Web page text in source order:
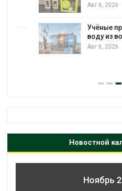
Авг 6, 2026
Учёные
воду из
Авг 6, 2026
Новостной
Ноябрь